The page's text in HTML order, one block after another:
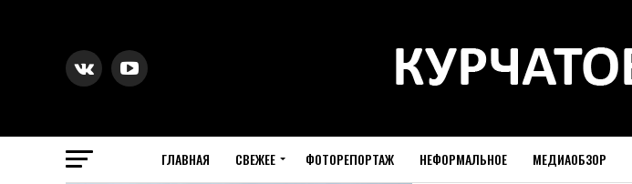
ГЛАВНАЯ СВЕЖЕЕ ФОТОРЕПОРТАЖ НЕФОРМАЛЬНОЕ МЕДИАОБЗОР